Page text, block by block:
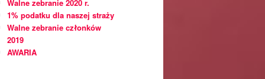
Walne zebranie 2020 r.
1% podatku dla naszej straży
Walne zebranie członków
2019
AWARIA